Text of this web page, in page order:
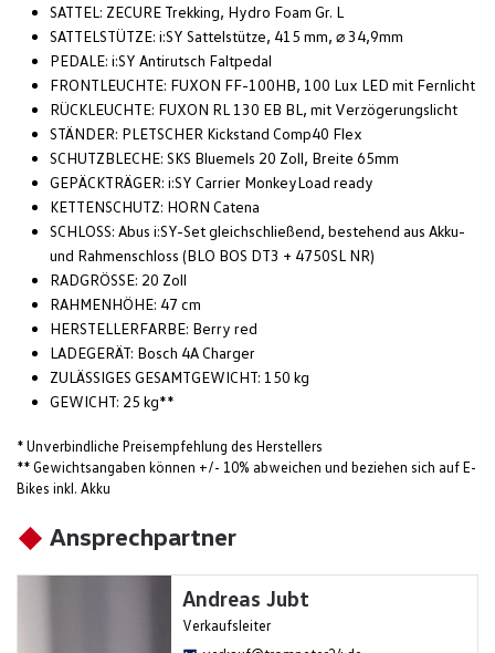
SATTEL: ZECURE Trekking, Hydro Foam Gr. L
SATTELSTÜTZE: i:SY Sattelstütze, 415 mm, ⌀ 34,9mm
PEDALE: i:SY Antirutsch Faltpedal
FRONTLEUCHTE: FUXON FF-100HB, 100 Lux LED mit Fernlicht
RÜCKLEUCHTE: FUXON RL 130 EB BL, mit Verzögerungslicht
STÄNDER: PLETSCHER Kickstand Comp40 Flex
SCHUTZBLECHE: SKS Bluemels 20 Zoll, Breite 65mm
GEPÄCKTRÄGER: i:SY Carrier MonkeyLoad ready
KETTENSCHUTZ: HORN Catena
SCHLOSS: Abus i:SY-Set gleichschließend, bestehend aus Akku-
und Rahmenschloss (BLO BOS DT3 + 4750SL NR)
RADGRÖSSE: 20 Zoll
RAHMENHÖHE: 47 cm
HERSTELLERFARBE: Berry red
LADEGERÄT: Bosch 4A Charger
ZULÄSSIGES GESAMTGEWICHT: 150 kg
GEWICHT: 25 kg**
* Unverbindliche Preisempfehlung des Herstellers
** Gewichtsangaben können +/- 10% abweichen und beziehen sich auf E-
Bikes inkl. Akku
Ansprechpartner
Andreas Jubt
Verkaufsleiter